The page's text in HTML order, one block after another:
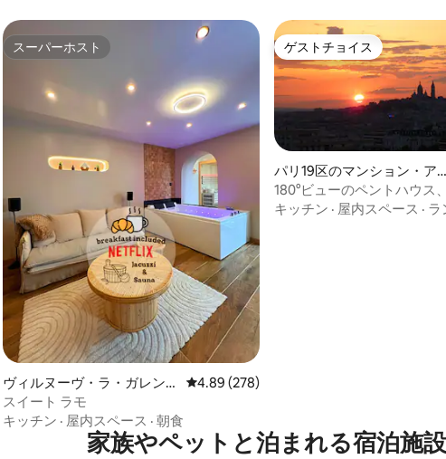
、5つ星中4.92つ星の平均評価
スーパーホスト
スーパーホスト
ヴィルヌーヴ・ラ・ガレンヌ
のマンション・アパート
レビュー278件、5つ星中4.89つ星の平均評
4.89 (278)
スイート ラモ
キッチン · 屋内スペース · 朝食
ゲストチョイス
ゲストチョイス
パリ19区のマンション・アパ
ート
180°ビューのペントハウス
いテラス、ジャグジー
キッチン · 屋内スペース · ラ
家族やペットと泊まれる宿泊施設